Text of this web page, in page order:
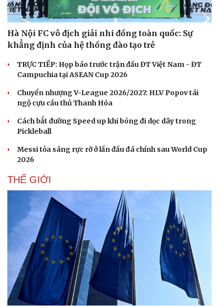
Hà Nội FC vô địch giải nhi đồng toàn quốc: Sự
khẳng định của hệ thống đào tạo trẻ
TRỰC TIẾP: Họp báo trước trận đấu ĐT Việt Nam - ĐT
Campuchia tại ASEAN Cup 2026
Chuyển nhượng V-League 2026/2027: HLV Popov tái
ngộ cựu cầu thủ Thanh Hóa
Cách bắt đường Speed up khi bóng đi dọc dây trong
Pickleball
Messi tỏa sáng rực rỡ ở lần đầu đá chính sau World Cup
2026
THẾ GIỚI